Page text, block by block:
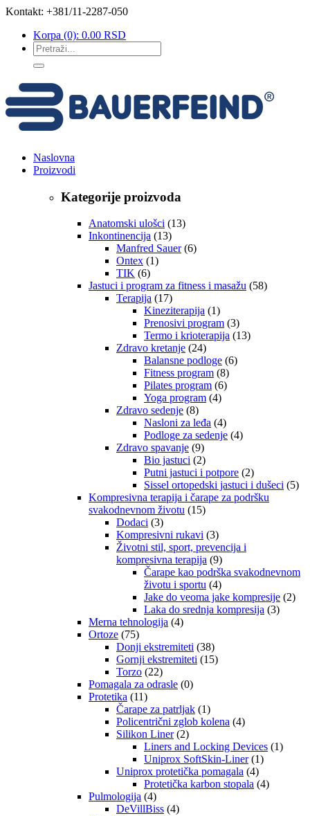
Kontakt: +381/11-2287-050
Korpa (0): 0.00 RSD
Naslovna
Proizvodi
Kategorije proizvoda
Anatomski ulošci (13)
Inkontinencija (13)
Manfred Sauer (6)
Ontex (1)
TIK (6)
Jastuci i program za fitness i masažu (58)
Terapija (17)
Kineziterapija (1)
Prenosivi program (3)
Termo i krioterapija (13)
Zdravo kretanje (24)
Balansne podloge (6)
Fitness program (8)
Pilates program (6)
Yoga program (4)
Zdravo sedenje (8)
Nasloni za leđa (4)
Podloge za sedenje (4)
Zdravo spavanje (9)
Bio jastuci (2)
Putni jastuci i potpore (2)
Sissel ortopedski jastuci i dušeci (5)
Kompresivna terapija i čarape za podršku
svakodnevnom životu (15)
Dodaci (3)
Kompresivni rukavi (3)
Životni stil, sport, prevencija i
kompresivna terapija (9)
Čarape kao podrška svakodnevnom
životu i sportu (4)
Jake do veoma jake kompresije (2)
Laka do srednja kompresija (3)
Merna tehnologija (4)
Ortoze (75)
Donji ekstremiteti (38)
Gornji ekstremiteti (15)
Torzo (22)
Pomagala za odrasle (0)
Protetika (11)
Čarape za patrljak (1)
Policentrični zglob kolena (4)
Silikon Liner (2)
Liners and Locking Devices (1)
Uniprox SoftSkin-Liner (1)
Uniprox protetička pomagala (4)
Protetička karbon stopala (4)
Pulmologija (4)
DeVillBiss (4)